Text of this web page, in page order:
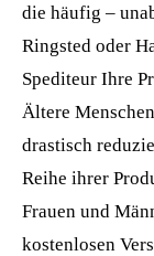
die häufig –
Ringsted oder
Spediteur Ihre
Ältere
drastisch
Reihe ihrer
Frauen und
kostenlosen